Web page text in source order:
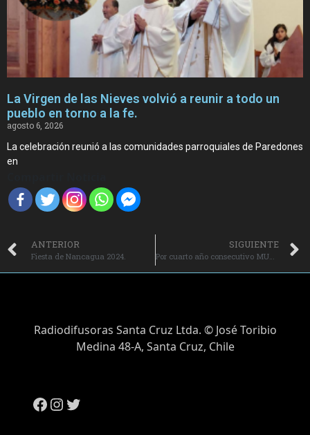
La Virgen de las Nieves volvió a reunir a todo un
pueblo en torno a la fe.
agosto 6, 2026
La celebración reunió a las comunidades parroquiales de Paredones
en
ANTERIOR
Fiesta de Nancagua 2024.
SIGUIENTE
Por cuarto año consecutivo MUNDO Telecomunicaciones es elegida como la INTERNET FIJA MÁS RÁPIDA de Chile.
Radiodifusoras Santa Cruz Ltda. © José Toribio
Medina 48-A, Santa Cruz, Chile